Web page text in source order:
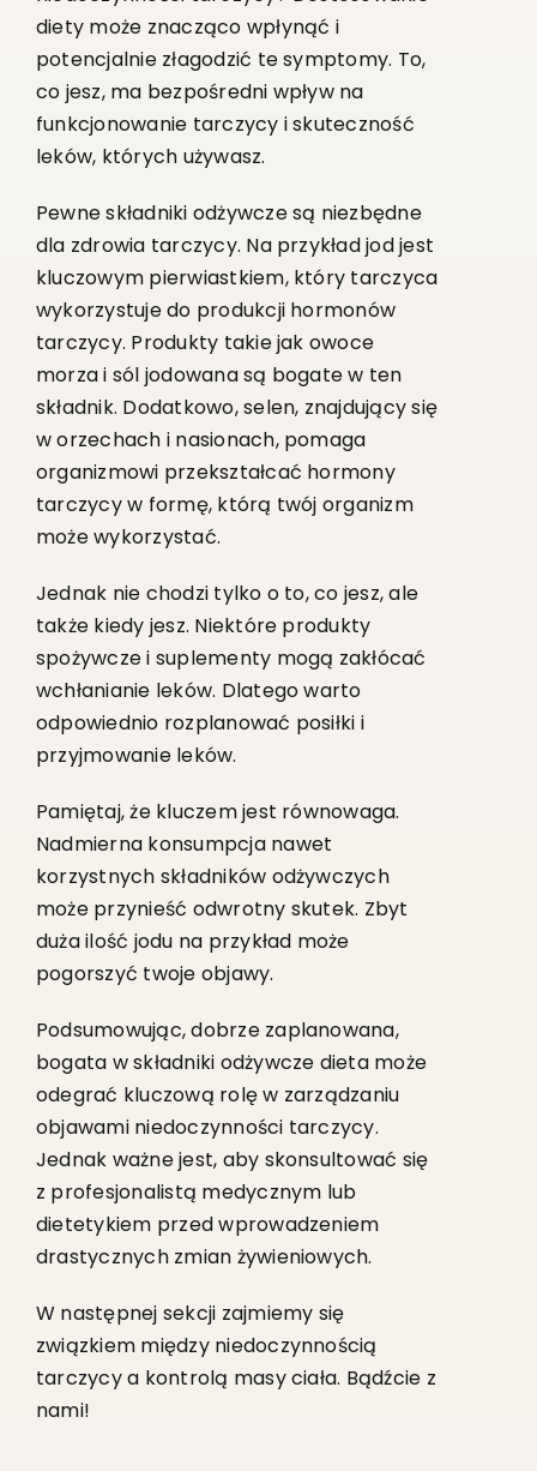
diety może znacząco wpłynąć i
potencjalnie złagodzić te symptomy. To,
co jesz, ma bezpośredni wpływ na
funkcjonowanie tarczycy i skuteczność
leków, których używasz.
Pewne składniki odżywcze są niezbędne
dla zdrowia tarczycy. Na przykład jod jest
kluczowym pierwiastkiem, który tarczyca
wykorzystuje do produkcji hormonów
tarczycy. Produkty takie jak owoce
morza i sól jodowana są bogate w ten
składnik. Dodatkowo, selen, znajdujący się
w orzechach i nasionach, pomaga
organizmowi przekształcać hormony
tarczycy w formę, którą twój organizm
może wykorzystać.
Jednak nie chodzi tylko o to, co jesz, ale
także kiedy jesz. Niektóre produkty
spożywcze i suplementy mogą zakłócać
wchłanianie leków. Dlatego warto
odpowiednio rozplanować posiłki i
przyjmowanie leków.
Pamiętaj, że kluczem jest równowaga.
Nadmierna konsumpcja nawet
korzystnych składników odżywczych
może przynieść odwrotny skutek. Zbyt
duża ilość jodu na przykład może
pogorszyć twoje objawy.
Podsumowując, dobrze zaplanowana,
bogata w składniki odżywcze dieta może
odegrać kluczową rolę w zarządzaniu
objawami niedoczynności tarczycy.
Jednak ważne jest, aby skonsultować się
z profesjonalistą medycznym lub
dietetykiem przed wprowadzeniem
drastycznych zmian żywieniowych.
W następnej sekcji zajmiemy się
związkiem między niedoczynnością
tarczycy a kontrolą masy ciała. Bądźcie z
nami!